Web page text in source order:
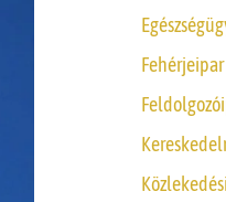
Fehérjeipar